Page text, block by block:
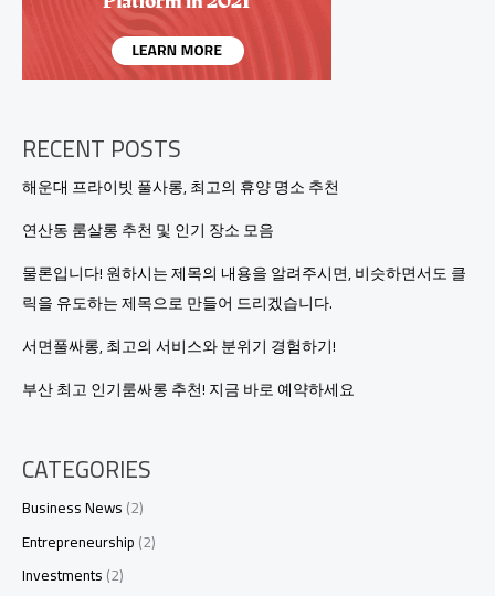
RECENT POSTS
해운대 프라이빗 풀사롱, 최고의 휴양 명소 추천
연산동 룸살롱 추천 및 인기 장소 모음
물론입니다! 원하시는 제목의 내용을 알려주시면, 비슷하면서도 클
릭을 유도하는 제목으로 만들어 드리겠습니다.
서면풀싸롱, 최고의 서비스와 분위기 경험하기!
부산 최고 인기룸싸롱 추천! 지금 바로 예약하세요
CATEGORIES
Business News(2)
Entrepreneurship(2)
Investments(2)